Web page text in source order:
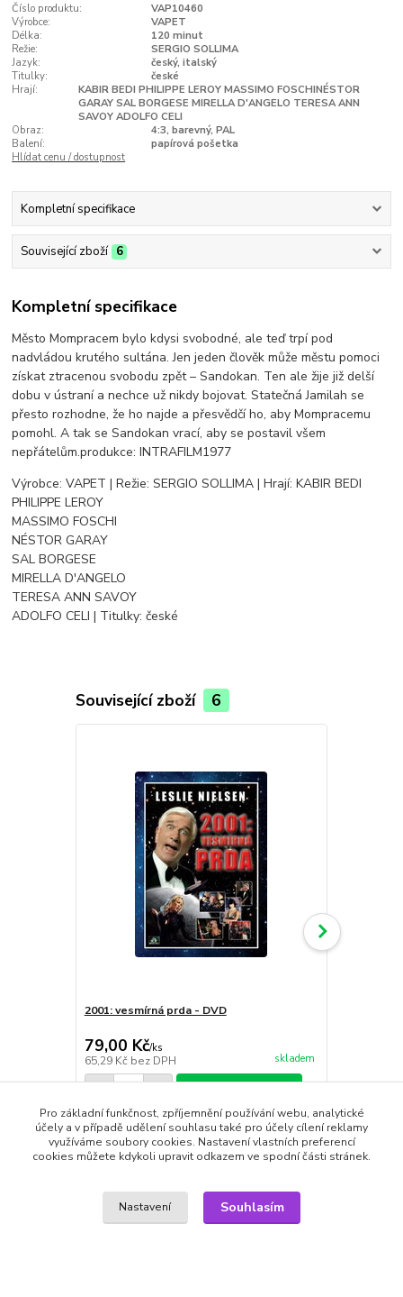
Číslo produktu:
VAP10460
Výrobce:
VAPET
Délka:
120 minut
Režie:
SERGIO SOLLIMA
Jazyk:
český, italský
Titulky:
české
Hrají:
KABIR BEDI PHILIPPE LEROY MASSIMO FOSCHINÉSTOR
GARAY SAL BORGESE MIRELLA D'ANGELO TERESA ANN
SAVOY ADOLFO CELI
Obraz:
4:3, barevný, PAL
Balení:
papírová pošetka
Hlídat cenu / dostupnost
Kompletní specifikace
Související zboží 6
Kompletní specifikace
Město Mompracem bylo kdysi svobodné, ale teď trpí pod
nadvládou krutého sultána. Jen jeden člověk může městu pomoci
získat ztracenou svobodu zpět – Sandokan. Ten ale žije již delší
dobu v ústraní a nechce už nikdy bojovat. Statečná Jamilah se
přesto rozhodne, že ho najde a přesvědčí ho, aby Mompracemu
pomohl. A tak se Sandokan vrací, aby se postavil všem
nepřátelům.produkce: INTRAFILM1977
Výrobce: VAPET | Režie: SERGIO SOLLIMA | Hrají: KABIR BEDI
PHILIPPE LEROY
MASSIMO FOSCHI
NÉSTOR GARAY
SAL BORGESE
MIRELLA D'ANGELO
TERESA ANN SAVOY
ADOLFO CELI | Titulky: české
Související zboží 6
2001: vesmírná prda - DVD
79,00 Kč/ks
65,29 Kč bez DPH skladem
Přidat do košíku
Zboží zařazeno v kategoriích
Pro základní funkčnost, zpříjemnění používání webu, analytické
účely a v případě udělení souhlasu také pro účely cílení reklamy
využíváme soubory cookies. Nastavení vlastních preferencí
cookies můžete kdykoli upravit odkazem ve spodní části stránek.
Nastavení Souhlasím